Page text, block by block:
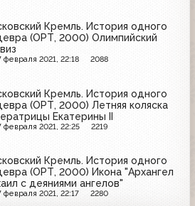
Кремль. История одного
(ОРТ, 2000) Олимпийский
февраля 2021, 22:18 2088
Кремль. История одного
(ОРТ, 2000) Летняя коляска
Екатерины II
февраля 2021, 22:25 2219
Кремль. История одного
(ОРТ, 2000) Икона "Архангел
с деяниями ангелов"
февраля 2021, 22:17 2280